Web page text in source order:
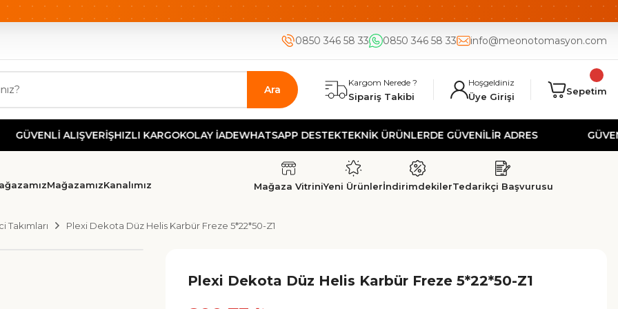
KARGO HIZLI KARGO GÜVENLİ ALIŞVERİŞ-KOLAY İADE UYGUN FİYAT
0850 346 58 33 0850 346 58 33 info@meonotomasyon.com
Ara
Kargom Nerede ?
Sipariş Takibi
Hoşgeldiniz
Üye Girişi Sepetim
ALIŞVERİŞHIZLI KARGO KOLAY İADEWHATSAPP DESTEKTEKNİK ÜRÜNLERDE GÜVENİLİR ADRES GÜVENLİ
MağazamızKanalımız Mağaza VitriniYeni ÜrünlerİndirimdekilerTedarikçi Başvurusu
Plexi Dekota Düz Helis Karbür Freze 5*22*50-Z1
Plexi Dekota Düz Helis Karbür Freze 5*22*50-Z1